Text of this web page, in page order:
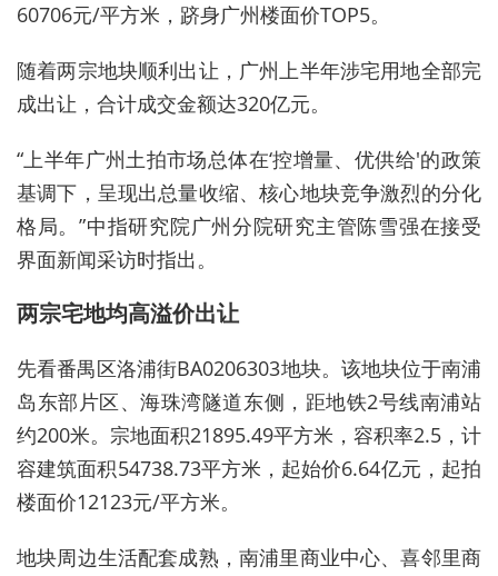
60706元/平方米，跻身广州楼面价TOP5。
随着两宗地块顺利出让，广州上半年涉宅用地全部完
成出让，合计成交金额达320亿元。
“上半年广州土拍市场总体在‘控增量、优供给'的政策
基调下，呈现出总量收缩、核心地块竞争激烈的分化
格局。”中指研究院广州分院研究主管陈雪强在接受
界面新闻采访时指出。
两宗宅地均高溢价出让
先看番禺区洛浦街BA0206303地块。该地块位于南浦
岛东部片区、海珠湾隧道东侧，距地铁2号线南浦站
约200米。宗地面积21895.49平方米，容积率2.5，计
容建筑面积54738.73平方米，起始价6.64亿元，起拍
楼面价12123元/平方米。
地块周边生活配套成熟，南浦里商业中心、喜邻里商